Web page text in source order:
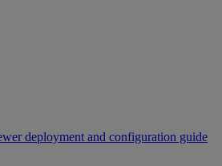
deployment and configuration guide